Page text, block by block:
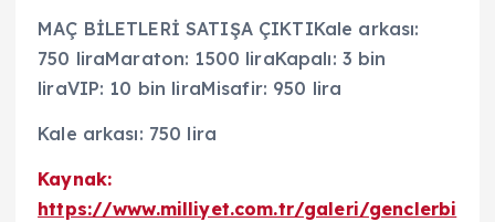
MAÇ BİLETLERİ SATIŞA ÇIKTIKale arkası:
750 liraMaraton: 1500 liraKapalı: 3 bin
liraVIP: 10 bin liraMisafir: 950 lira
Kale arkası: 750 lira
Kaynak:
https://www.milliyet.com.tr/galeri/genclerbi